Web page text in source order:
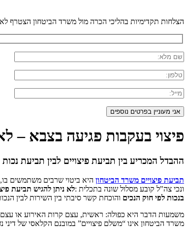
הצלחות תקדימיות בהליכי הכרה מול משרד הביטחון הצטרף
פיצוי בעקבות פגיעה בצבא –
ההבדל המכריע בין תביעת פיצויים לבין תביעת נכות
תביעת פיצויים משרד הביטחון היא ביטוי שרבים משתמשים בו,
ונכי צה"ל קובע מסלול שונה בתכלית :לא ניתן להגיש תביעת
בנכות לפי חוק הנכים והוכחת קשר סיבתי בין השירות לבין
משמעות הדבר היא כפולה: ראשית, עצם קרות האירוע או
משרד הביטחון אינו “משלם פיצויים” במובנם הקלאסי של דיני